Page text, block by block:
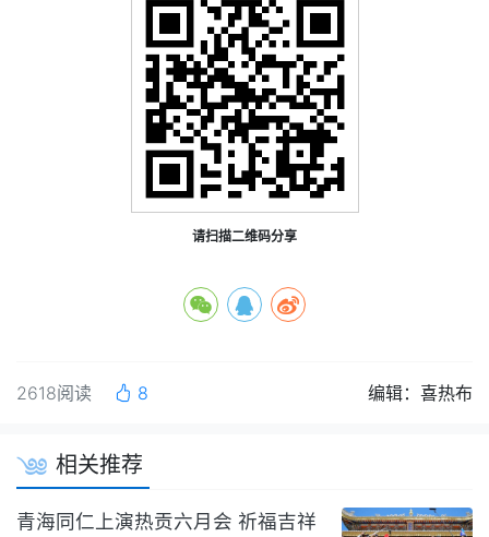
请扫描二维码分享
2618阅读 8 编辑：喜热布
相关推荐
青海同仁上演热贡六月会 祈福吉祥